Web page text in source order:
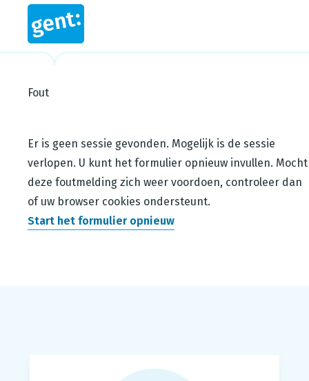
Fout
Steps in this wizard
Er is geen sessie gevonden. Mogelijk is de sessie
verlopen. U kunt het formulier opnieuw invullen. Mocht
deze foutmelding zich weer voordoen, controleer dan
of uw browser cookies ondersteunt.
Start het formulier opnieuw